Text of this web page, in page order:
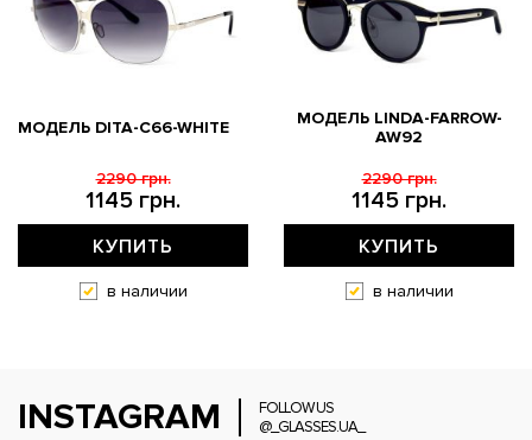
МОДЕЛЬ DITA-C66-WHITE
1145 грн.
2290 грн.
КУПИТЬ
в наличии
МОДЕЛЬ LINDA-FARROW-
AW92
1145 грн.
2290 грн.
КУПИТЬ
в наличии
INSTAGRAM
FOLLOW US
@_GLASSES.UA_